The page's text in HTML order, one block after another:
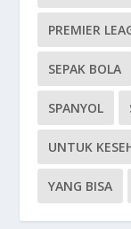
PREMIER
SEPAK BOLA
SPANYOL
UNTUK
YANG BISA